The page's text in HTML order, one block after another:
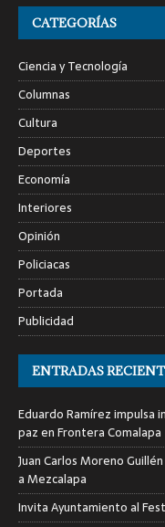
CATEGORÍAS
Ciencia y Tecnología
Columnas
Cultura
Deportes
Economía
Interiores
Opinión
Policiacas
Portada
Publicidad
ENTRADAS
Eduardo Ramírez impulsa
paz en Frontera Comalapa
Juan Carlos Moreno
a Mezcalapa
Invita Ayuntamiento al